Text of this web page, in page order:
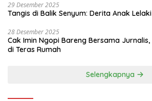
29 Desember 2025
Tangis di Balik Senyum: Derita Anak
28 Desember 2025
Cak Imin Ngopi Bareng Bersama
di Teras Rumah
Selengkapnya